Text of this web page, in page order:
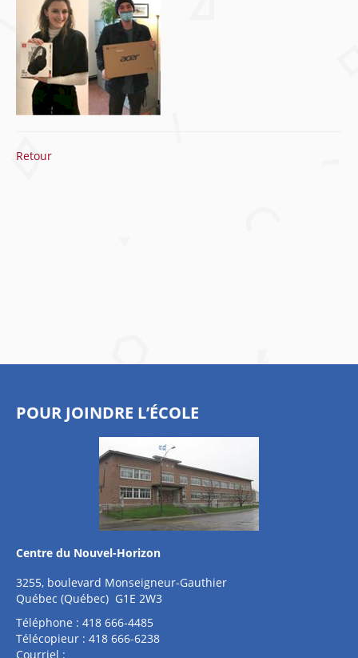
Retour
POUR JOINDRE L’ÉCOLE
Centre du Nouvel-Horizon
3255, boulevard Monseigneur-Gauthier
Québec (Québec) G1E 2W3
Téléphone : 418 666-4485
Télécopieur : 418 666-6238
Courriel :